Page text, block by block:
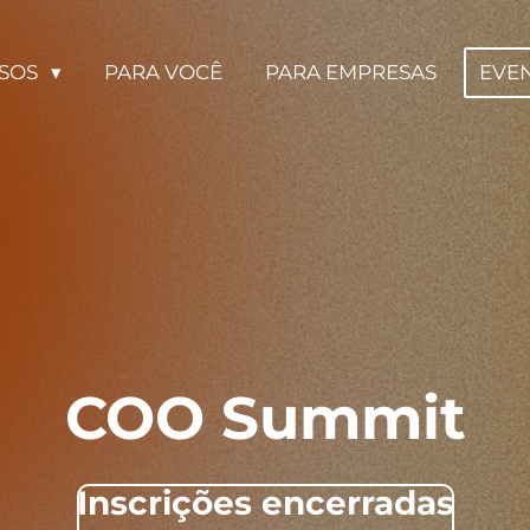
PARA VOCÊ PARA EMPRESAS
COO Summit
Inscrições encerradas